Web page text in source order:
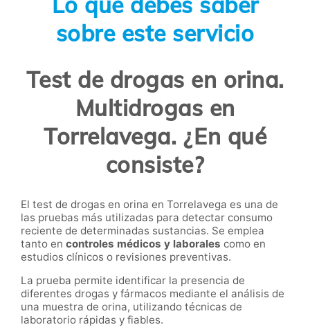
sobre este servicio
Test de drogas en orina.
Multidrogas en
Torrelavega. ¿En qué
consiste?
El test de drogas en orina en Torrelavega es una de
las pruebas más utilizadas para detectar consumo
reciente de determinadas sustancias. Se emplea
tanto en controles médicos y laborales como en
estudios clínicos o revisiones preventivas.
La prueba permite identificar la presencia de
diferentes drogas y fármacos mediante el análisis de
una muestra de orina, utilizando técnicas de
laboratorio rápidas y fiables.